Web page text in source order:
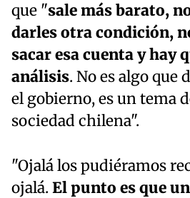
que "sale más barato,
darles otra condición,
sacar esa cuenta y hay
análisis. No es algo que
el gobierno, es un tema
sociedad chilena".
"Ojalá los pudiéramos
ojalá. El punto es que